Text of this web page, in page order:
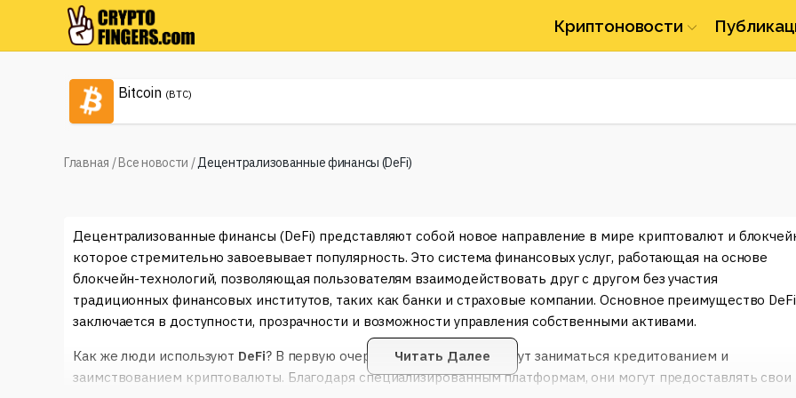
Криптоновости
Bitcoin (BTC)
Главная /Все новости /Децентрализованные финансы (DeFi)
Децентрализованные финансы (DeFi) представляют собой новое направление в мире криптовалют и
которое стремительно завоевывает популярность. Это система финансовых услуг, работающая на основе
блокчейн-технологий, позволяющая пользователям взаимодействовать друг с другом без участия
традиционных финансовых институтов, таких как банки и страховые компании. Основное преимущество DeFi
заключается в доступности, прозрачности и возможности управления собственными активами.
Как же люди используют DeFi? В первую очередь, пользователи могут заниматься кредитованием и
заимствованием криптовалюты. Благодаря специализированным платформам, они могут предоставлять свои
Читать Далее